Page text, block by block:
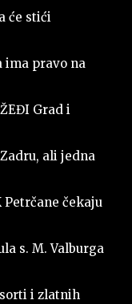
će stići
ima pravo na
ŽEĐI Grad i
ali jedna
Petrčane čekaju
s. M. Valburga
sorti i zlatnih